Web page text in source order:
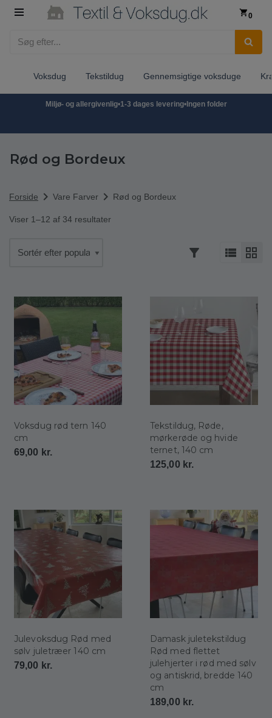
0
Voksdug Tekstildug Gennemsigtige voksduge
Miljø- og allergivenlig•1-3 dages levering•Ingen folder
Rød og Bordeux
Forside chevron_right Vare Farver chevron_right Rød og Bordeux
Viser 1–12 af 34 resultater
Voksdug rød tern 140
cm
69,00 kr.
Tekstildug, Røde,
mørkerøde og hvide
ternet, 140 cm
125,00 kr.
Julevoksdug Rød med
sølv juletræer 140 cm
79,00 kr.
Damask juletekstildug
Rød med flettet
julehjerter i rød med sølv
og antiskrid, bredde 140
cm
189,00 kr.